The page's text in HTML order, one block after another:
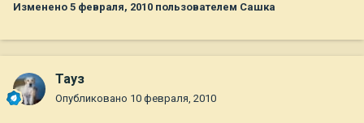
Изменено 5 февраля, 2010 пользователем Сашка
Тауз
Опубликовано 10 февраля, 2010